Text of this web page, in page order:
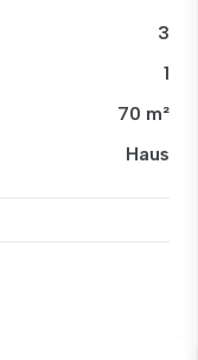
3
1
70 m²
Haus